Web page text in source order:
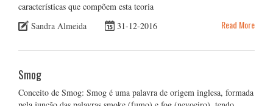
características que compõem esta teoria
Sandra Almeida
31-12-2016 Read More
Smog
Conceito de Smog: Smog é uma palavra de origem inglesa, formada